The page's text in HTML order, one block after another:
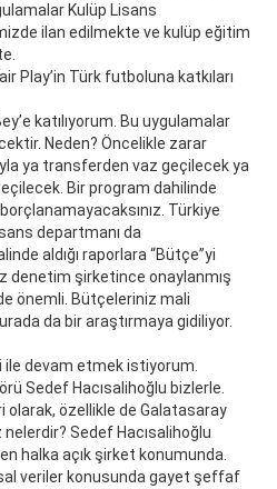
Kulüp Lisans
ilan edilmekte ve kulüp eğitim
Play’in Türk futboluna katkıları
katılıyorum. Bu uygulamalar
Neden? Öncelikle zarar
ya transferden vaz geçilecek ya
Bir program dahilinde
Türkiye
departmanı da
aldığı raporlara “Bütçe”yi
denetim şirketince onaylanmış
önemli. Bütçeleriniz mali
da bir araştırmaya gidiliyor.
ile devam etmek istiyorum.
Sedef Hacısalihoğlu bizlerle.
olarak, özellikle de Galatasaray
nelerdir? Sedef Hacısalihoğlu
halka açık şirket konumunda.
veriler konusunda gayet şeffaf